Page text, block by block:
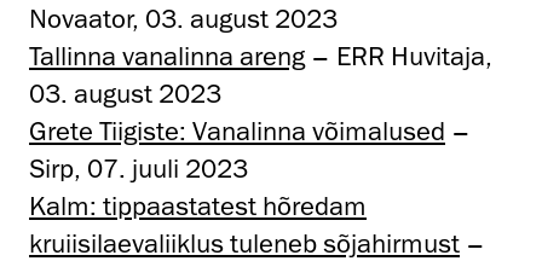
Novaator, 03. august 2023
Tallinna vanalinna areng – ERR Huvitaja,
03. august 2023
Grete Tiigiste: Vanalinna võimalused –
Sirp, 07. juuli 2023
Kalm: tippaastatest hõredam
kruiisilaevaliiklus tuleneb sõjahirmust –